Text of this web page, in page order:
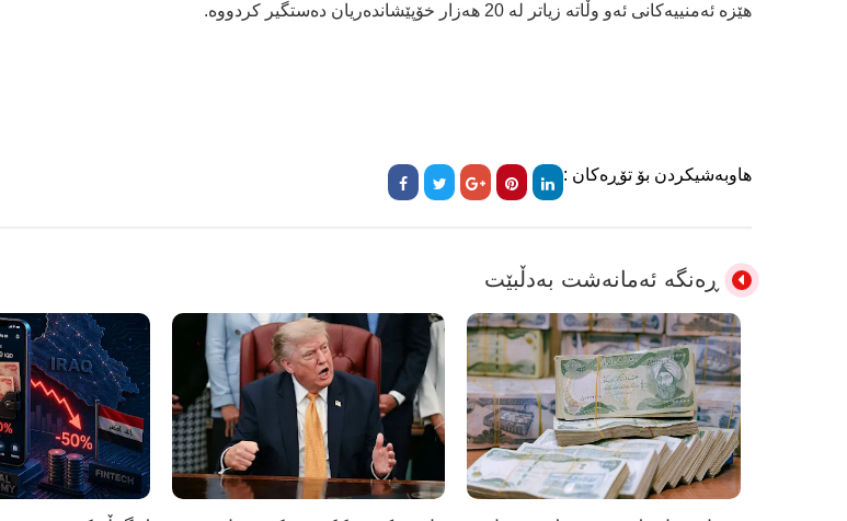
‌هێزە ئەمنییەکانی ئەو وڵاتە زیاتر لە 20 هەزار خۆپێشاندەریان دەستگیر کردووە.
هاوبەشیکردن بۆ تۆڕەکان :
ڕەنگە ئەمانەشت بەدڵبێت